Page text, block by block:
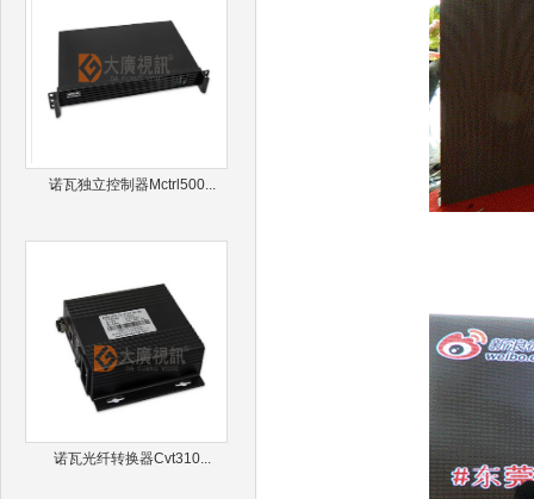
诺瓦独立控制器Mctrl500...
诺瓦光纤转换器Cvt310...